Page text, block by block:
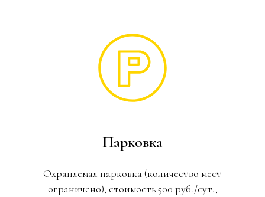
Парковка
Охраняемая парковка (количество мест
ограничено), стоимость 500 руб./сут.,